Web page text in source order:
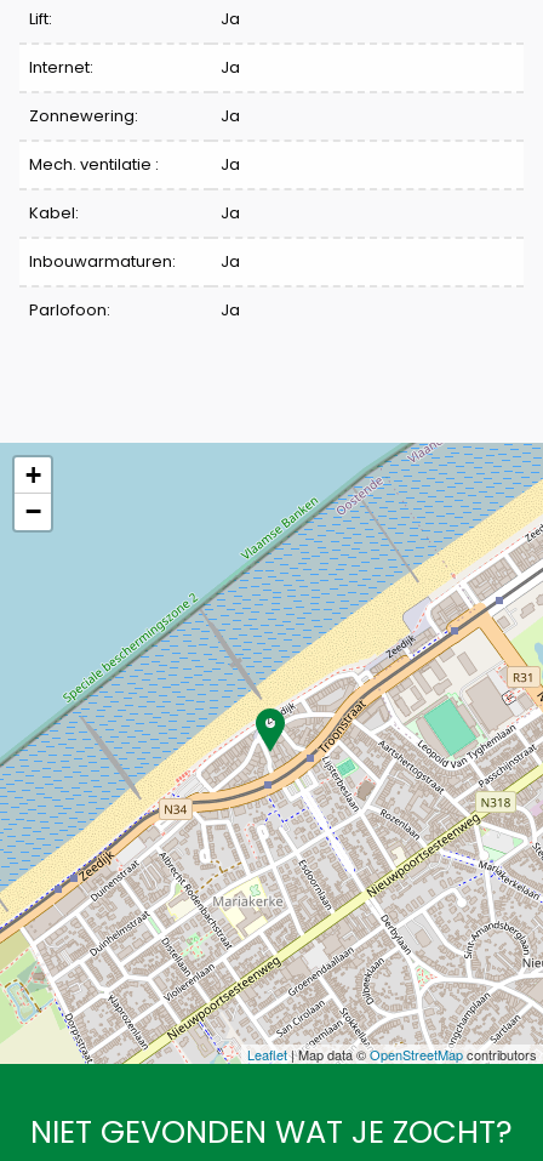
Lift: Ja
Internet: Ja
Zonnewering: Ja
Mech. ventilatie : Ja
Kabel: Ja
Inbouwarmaturen: Ja
Parlofoon: Ja
+
−
Leaflet| Map data ©OpenStreetMapcontributors
NIET GEVONDEN WAT JE ZOCHT?